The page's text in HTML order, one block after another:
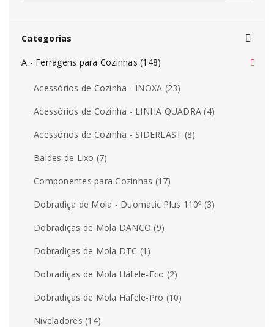
Categorias
A - Ferragens para Cozinhas (148)
Acessórios de Cozinha - INOXA (23)
Acessórios de Cozinha - LINHA QUADRA (4)
Acessórios de Cozinha - SIDERLAST (8)
Baldes de Lixo (7)
Componentes para Cozinhas (17)
Dobradiça de Mola - Duomatic Plus 110º (3)
Dobradiças de Mola DANCO (9)
Dobradiças de Mola DTC (1)
Dobradiças de Mola Häfele-Eco (2)
Dobradiças de Mola Häfele-Pro (10)
Niveladores (14)